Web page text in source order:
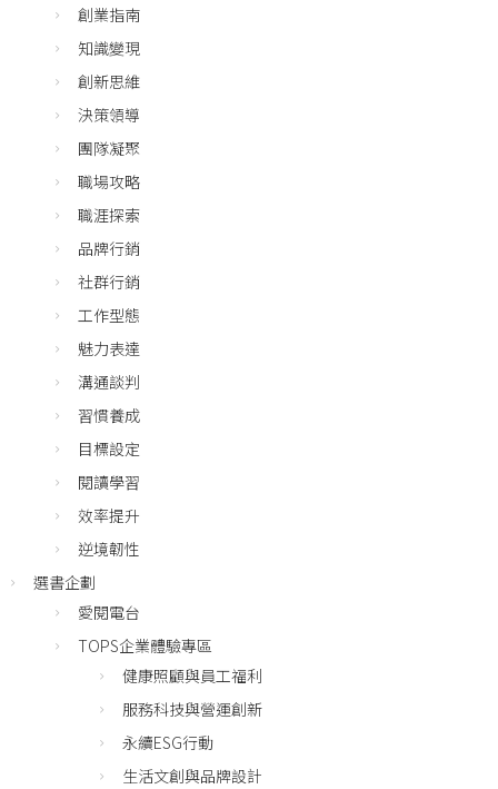
創業指南
知識變現
創新思維
決策領導
團隊凝聚
職場攻略
職涯探索
品牌行銷
社群行銷
工作型態
魅力表達
溝通談判
習慣養成
目標設定
閱讀學習
效率提升
逆境韌性
選書企劃
愛閱電台
TOPS企業體驗專區
健康照顧與員工福利
服務科技與營運創新
永續ESG行動
生活文創與品牌設計